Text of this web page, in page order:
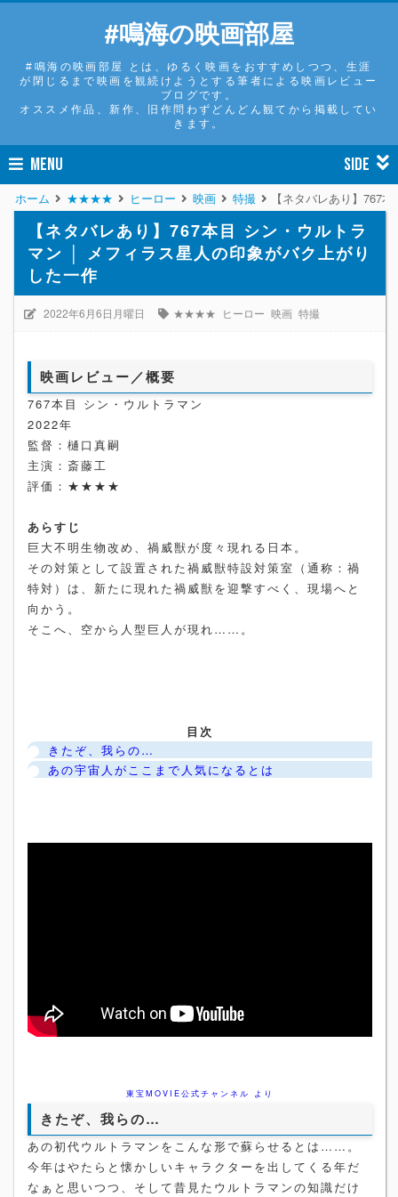
#鳴海の映画部屋
#鳴海の映画部屋 とは、ゆるく映画をおすすめしつつ、生涯
が閉じるまで映画を観続けようとする筆者による映画レビュー
ブログです。
オススメ作品、新作、旧作問わずどんどん観てから掲載してい
きます。
MENU SIDE
ホーム ★★★★ ヒーロー 映画 特撮 【ネタバレあり】767
【ネタバレあり】767本目 シン・ウルトラ
マン │ メフィラス星人の印象がバク上がり
した一作
2022年6月6日月曜日 ★★★★ ヒーロー 映画 特撮
映画レビュー／概要
767本目 シン・ウルトラマン
2022年
監督：樋口真嗣
主演：斎藤工
評価：★★★★
あらすじ
巨大不明生物改め、禍威獣が度々現れる日本。
その対策として設置された禍威獣特設対策室（通称：禍
特対）は、新たに現れた禍威獣を迎撃すべく、現場へと
向かう。
そこへ、空から人型巨人が現れ……。
目次
きたぞ、我らの…
あの宇宙人がここまで人気になるとは
東宝MOVIE公式チャンネル より
きたぞ、我らの…
あの初代ウルトラマンをこんな形で蘇らせるとは……。
今年はやたらと懐かしいキャラクターを出してくる年だ
なぁと思いつつ、そして昔見たウルトラマンの知識だけ